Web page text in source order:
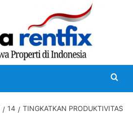
14
TINGKATKAN PRODUKTIVITAS